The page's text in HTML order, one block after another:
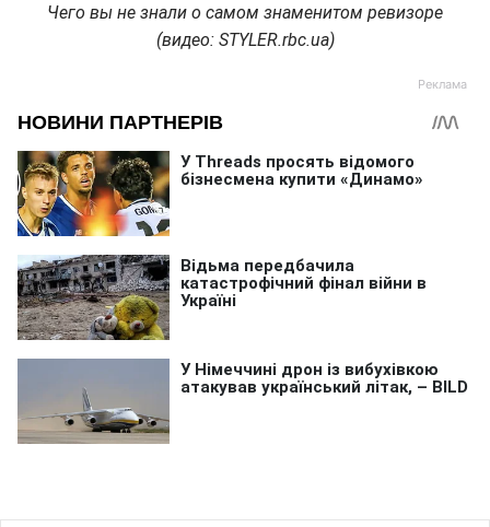
Чего вы не знали о самом знаменитом ревизоре
(видео: STYLER.rbc.ua)